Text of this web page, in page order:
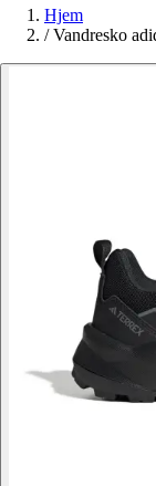
Hjem
/ Vandresko